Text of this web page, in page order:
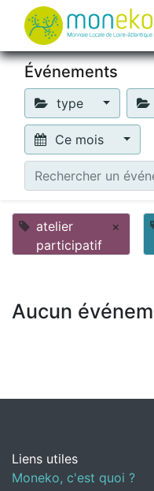
Événements
type
Ce mois
atelier
participatif
×
Aucun
Liens utiles
Moneko, c'est quoi ?